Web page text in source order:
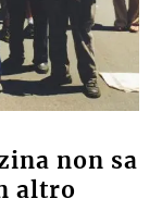
non sa
altro